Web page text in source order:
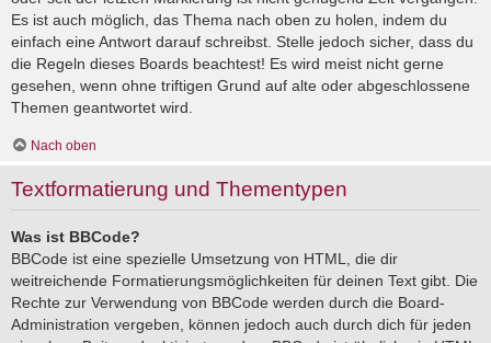
Es ist auch möglich, das Thema nach oben zu holen, indem du
einfach eine Antwort darauf schreibst. Stelle jedoch sicher, dass du
die Regeln dieses Boards beachtest! Es wird meist nicht gerne
gesehen, wenn ohne triftigen Grund auf alte oder abgeschlossene
Themen geantwortet wird.
Nach oben
Textformatierung und Thementypen
Was ist BBCode?
BBCode ist eine spezielle Umsetzung von HTML, die dir
weitreichende Formatierungsmöglichkeiten für deinen Text gibt. Die
Rechte zur Verwendung von BBCode werden durch die Board-
Administration vergeben, können jedoch auch durch dich für jeden